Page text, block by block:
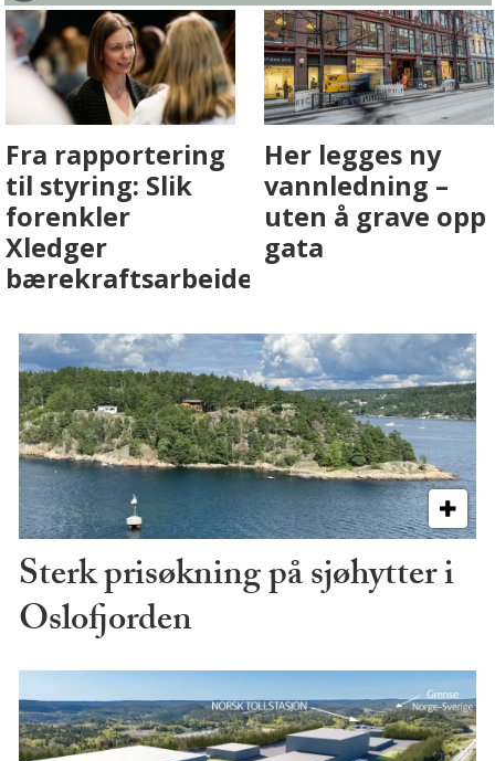
Fenistra endrer
eiendomsbransjen
med AI. Slik ser vi
på fremtiden
Det er i
Drammen det
skjer
Sterk prisøkning på sjøhytter i
Oslofjorden